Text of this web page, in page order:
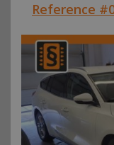
Reference